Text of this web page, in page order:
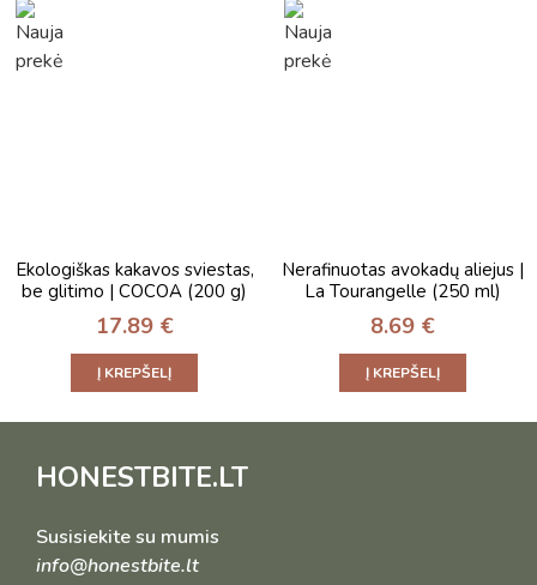
Ekologiškas kakavos sviestas,
be glitimo | COCOA (200 g)
17.89 €
Į KREPŠELĮ
Nerafinuotas avokadų aliejus |
La Tourangelle (250 ml)
8.69 €
Į KREPŠELĮ
HONESTBITE.LT
Susisiekite su mumis
info@honestbite.lt